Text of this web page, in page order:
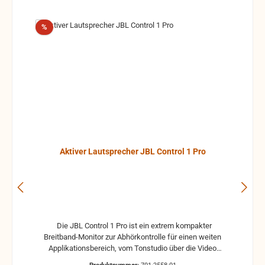
%Rabatt
Aktiver Lautsprecher JBL Control 1 Pro
Breitband-Monitor zur Abhörkontrolle für einen weiten
Applikationsbereich, vom Tonstudio über die Video